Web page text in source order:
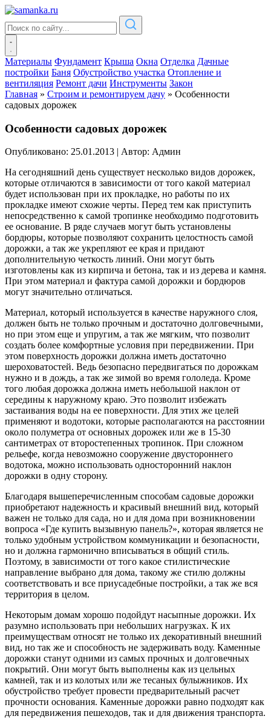
Материалы Фундамент Крыша Окна Отделка Дачные
постройки Баня Обустройство участка Отопление и
вентиляция Ремонт дачи Инструменты Закон
Главная » Строим и ремонтируем дачу » Особенности
садовых дорожек
Особенности садовых дорожек
Опубликовано: 25.01.2013 | Автор: Админ
На сегодняшний день существует несколько видов дорожек,
которые отличаются в зависимости от того какой материал
будет использован при их прокладке, но работы по их
прокладке имеют схожие черты. Перед тем как приступить
непосредственно к самой тропинке необходимо подготовить
ее основание. В ряде случаев могут быть установлены
бордюры, которые позволяют сохранить целостность самой
дорожки, а так же укрепляют ее края и придают
дополнительную четкость линий. Они могут быть
изготовлены как из кирпича и бетона, так и из дерева и камня.
При этом материал и фактура самой дорожки и бордюров
могут значительно отличаться.
Материал, который используется в качестве наружного слоя,
должен быть не только прочным и достаточно долговечными,
но при этом еще и упругим, а так же мягким, что позволит
создать более комфортные условия при передвижении. При
этом поверхность дорожки должна иметь достаточно
шероховатостей. Ведь безопасно передвигаться по дорожкам
нужно и в дождь, а так же зимой во время гололеда. Кроме
того любая дорожка должна иметь небольшой наклон от
середины к наружному краю. Это позволит избежать
застаивания воды на ее поверхности. Для этих же целей
применяют и водотоки, которые располагаются на расстоянии
около полуметра от основных дорожек или же в 15-30
сантиметрах от второстепенных тропинок. При сложном
рельефе, когда невозможно сооружение двустороннего
водотока, можно использовать односторонний наклон
дорожки в одну сторону.
Благодаря вышеперечисленным способам садовые дорожки
приобретают надежность и красивый внешний вид, который
важен не только для сада, но и для дома при возникновении
вопроса «Где купить вызывную панель?», которая является не
только удобным устройством коммуникации и безопасности,
но и должна гармонично вписываться в общий стиль.
Поэтому, в зависимости от того какое стилистические
направление выбрано для дома, такому же стилю должны
соответствовать и все приусадебные постройки, а так же вся
территория в целом.
Некоторым домам хорошо подойдут насыпные дорожки. Их
разумно использовать при небольших нагрузках. К их
преимуществам относят не только их декоративный внешний
вид, но так же и способность не задерживать воду. Каменные
дорожки станут одними из самых прочных и долговечных
покрытий. Они могут быть выполнены как из цельных
камней, так и из колотых или же тесаных булыжников. Их
обустройство требует провести предварительный расчет
прочности основания. Каменные дорожки равно подходят как
для передвижения пешеходов, так и для движения транспорта.